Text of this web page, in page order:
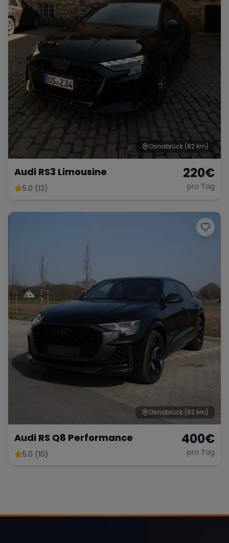
Osnabrück (82 km)
Audi RS3 Limousine
5.0 (13)
220€
pro Tag
Osnabrück (82 km)
Audi RS Q8 Performance
5.0 (10)
400€
pro Tag